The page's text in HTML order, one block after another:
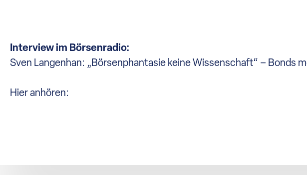
Interview im Börsenradio:
Sven Langenhan: „Börsenphantasie keine Wissenschaft“ – Bonds
Hier anhören: